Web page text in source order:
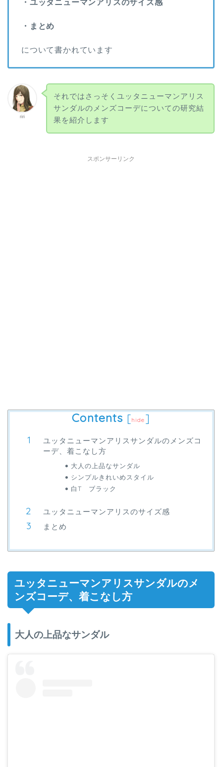
・ユッタニューマンアリスのサイズ感
・まとめ
について書かれています
riri
それではさっそくユッタニューマンアリス
サンダルのメンズコーデについての研究結
果を紹介します
スポンサーリンク
Contents [hide ]
ユッタニューマンアリスサンダルのメンズコ
ーデ、着こなし方
大人の上品なサンダル
シンプルきれいめスタイル
白T ブラック
ユッタニューマンアリスのサイズ感
まとめ
ユッタニューマンアリスサンダルのメ
ンズコーデ、着こなし方
大人の上品なサンダル